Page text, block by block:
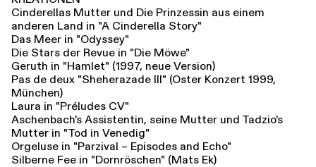
Cinderellas Mutter und Die Prinzessin aus einem
anderen Land in "A Cinderella Story"
Das Meer in "Odyssey"
Die Stars der Revue in "Die Möwe"
Geruth in "Hamlet" (1997, neue Version)
Pas de deux "Sheherazade III" (Oster Konzert 1999,
München)
Laura in "Préludes CV"
Aschenbach's Assistentin, seine Mutter und Tadzio's
Mutter in "Tod in Venedig"
Orgeluse in "Parzival – Episodes and Echo"
Silberne Fee in "Dornröschen" (Mats Ek)